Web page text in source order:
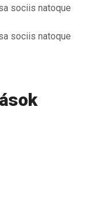
sociis natoque
sociis natoque